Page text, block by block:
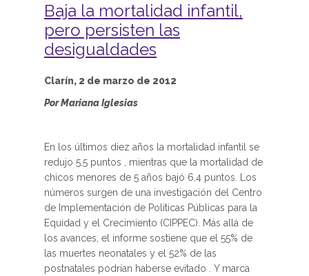
Baja la mortalidad infantil,
pero persisten las
desigualdades
Clarín, 2 de marzo de 2012
Por Mariana Iglesias
En los últimos diez años la mortalidad infantil se
redujo 5,5 puntos , mientras que la mortalidad de
chicos menores de 5 años bajó 6,4 puntos. Los
números surgen de una investigación del Centro
de Implementación de Políticas Públicas para la
Equidad y el Crecimiento (CIPPEC). Más allá de
los avances, el informe sostiene que el 55% de
las muertes neonatales y el 52% de las
postnatales podrían haberse evitado . Y marca